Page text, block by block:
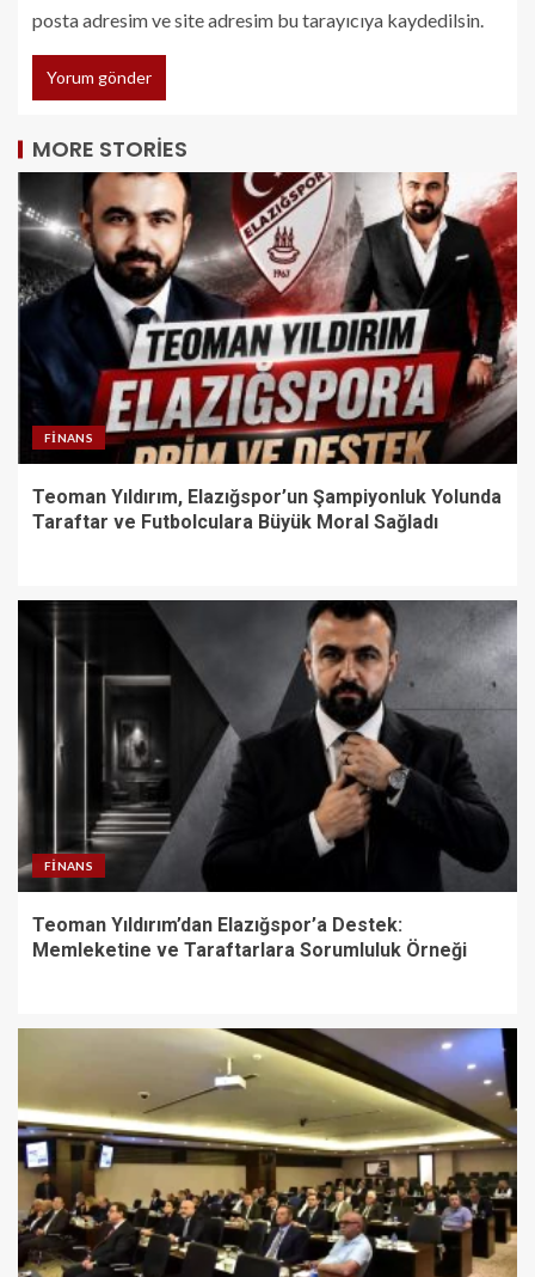
posta adresim ve site adresim bu tarayıcıya kaydedilsin.
MORE STORIES
FINANS
Teoman Yıldırım, Elazığspor’un Şampiyonluk Yolunda
Taraftar ve Futbolculara Büyük Moral Sağladı
FINANS
Teoman Yıldırım’dan Elazığspor’a Destek:
Memleketine ve Taraftarlara Sorumluluk Örneği